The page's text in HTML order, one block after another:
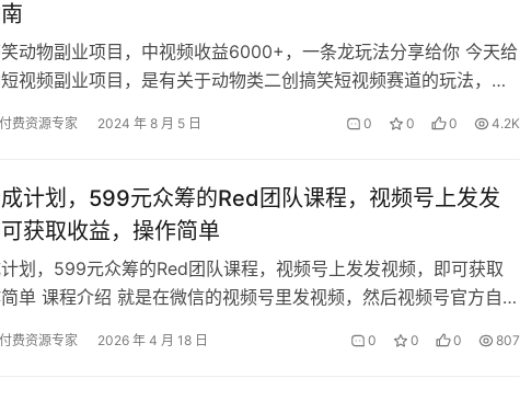
动物副业项目，中视频收益6000+，一条龙玩法分享给你 今天给
视频副业项目，是有关于动物类二创搞笑短视频赛道的玩法，这
费资源专家 2024 年 8 月 5 日 0 0 0 4.2K
计划，599元众筹的Red团队课程，视频号上发发
获取收益，操作简单
划，599元众筹的Red团队课程，视频号上发发视频，即可获取
单 课程介绍 就是在微信的视频号里发视频，然后视频号官方自动
费资源专家 2026 年 4 月 18 日 0 0 0 807